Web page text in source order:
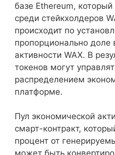
базе Ethereum,
среди стейкхолдеров
происходит по
пропорционально доле
активности WAX. В
токенов могут
распределением
платформе.
Пул экономической
смарт-контракт,
процент от
может быть